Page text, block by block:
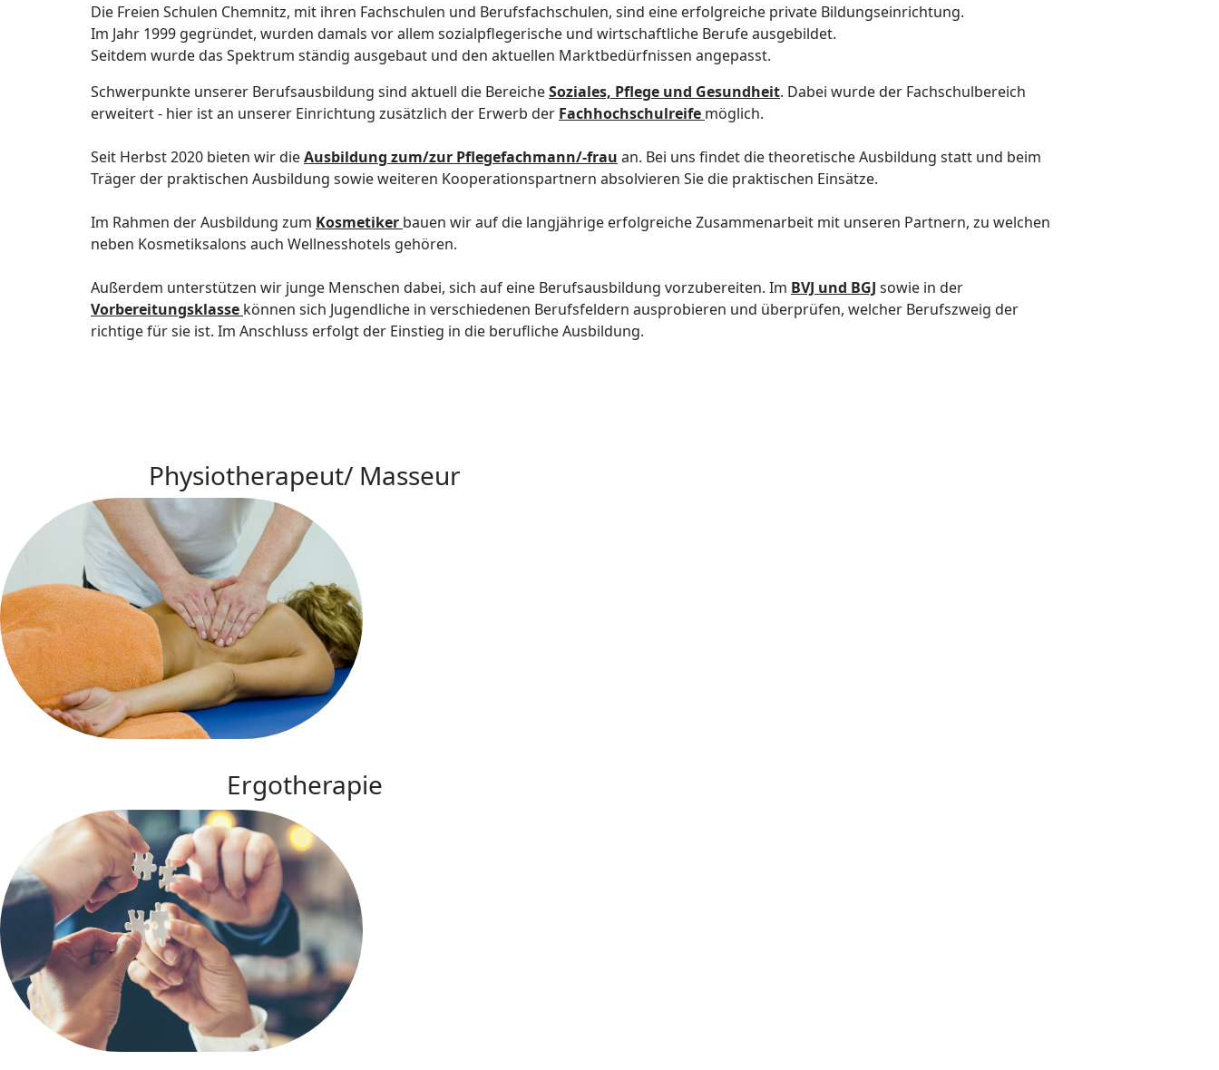
Die Freien Schulen Chemnitz, mit ihren Fachschulen und Berufsfachschulen, sind eine erfolgreiche private Bildungseinrichtung.
Im Jahr 1999 gegründet, wurden damals vor allem sozialpflegerische und wirtschaftliche Berufe ausgebildet.
Seitdem wurde das Spektrum ständig ausgebaut und den aktuellen Marktbedürfnissen angepasst.
Schwerpunkte unserer Berufsausbildung sind aktuell die BereicheSoziales, Pflege und Gesundheit. Dabei wurde der Fachschulbereich
erweitert - hier ist an unserer Einrichtung zusätzlich der Erwerb der Fachhochschulreife möglich.
Seit Herbst 2020 bieten wir dieAusbildung zum/zur Pflegefachmann/-frau an. Bei uns findet die theoretische Ausbildung statt und beim
Träger der praktischen Ausbildung sowie weiteren Kooperationspartnern absolvieren Sie die praktischen Einsätze.
Im Rahmen der Ausbildung zum Kosmetiker bauen wir auf die langjährige erfolgreiche Zusammenarbeit mit unseren Partnern, zu welchen
neben Kosmetiksalons auch Wellnesshotels gehören.
Außerdem unterstützen wir junge Menschen dabei, sich auf eine Berufsausbildung vorzubereiten. Im BVJ und BGJ sowie in der
Vorbereitungsklasse können sich Jugendliche in verschiedenen Berufsfeldern ausprobieren und überprüfen, welcher Berufszweig der
richtige für sie ist. Im Anschluss erfolgt der Einstieg in die berufliche Ausbildung.
Physiotherapeut/ Masseur
Ergotherapie